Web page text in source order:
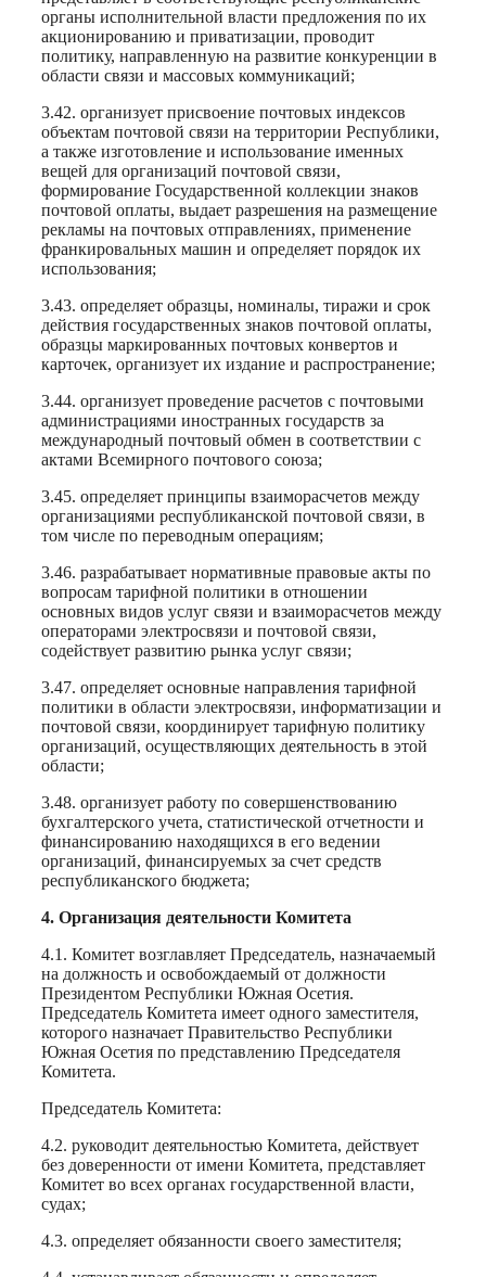
органы исполнительной власти предложения по их
акционированию и приватизации, проводит
политику, направленную на развитие конкуренции в
области связи и массовых коммуникаций;
3.42. организует присвоение почтовых индексов
объектам почтовой связи на территории Республики,
а также изготовление и использование именных
вещей для организаций почтовой связи,
формирование Государственной коллекции знаков
почтовой оплаты, выдает разрешения на размещение
рекламы на почтовых отправлениях, применение
франкировальных машин и определяет порядок их
использования;
3.43. определяет образцы, номиналы, тиражи и срок
действия государственных знаков почтовой оплаты,
образцы маркированных почтовых конвертов и
карточек, организует их издание и распространение;
3.44. организует проведение расчетов с почтовыми
администрациями иностранных государств за
международный почтовый обмен в соответствии с
актами Всемирного почтового союза;
3.45. определяет принципы взаиморасчетов между
организациями республиканской почтовой связи, в
том числе по переводным операциям;
3.46. разрабатывает нормативные правовые акты по
вопросам тарифной политики в отношении
основных видов услуг связи и взаиморасчетов между
операторами электросвязи и почтовой связи,
содействует развитию рынка услуг связи;
3.47. определяет основные направления тарифной
политики в области электросвязи, информатизации и
почтовой связи, координирует тарифную политику
организаций, осуществляющих деятельность в этой
области;
3.48. организует работу по совершенствованию
бухгалтерского учета, статистической отчетности и
финансированию находящихся в его ведении
организаций, финансируемых за счет средств
республиканского бюджета;
4. Организация деятельности Комитета
4.1. Комитет возглавляет Председатель, назначаемый
на должность и освобождаемый от должности
Президентом Республики Южная Осетия.
Председатель Комитета имеет одного заместителя,
которого назначает Правительство Республики
Южная Осетия по представлению Председателя
Комитета.
Председатель Комитета:
4.2. руководит деятельностью Комитета, действует
без доверенности от имени Комитета, представляет
Комитет во всех органах государственной власти,
судах;
4.3. определяет обязанности своего заместителя;